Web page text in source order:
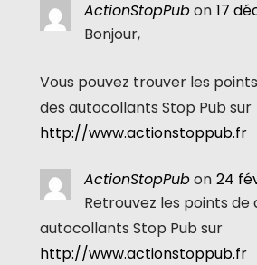
ActionStopPubon 17
Bonjour,
Vous pouvez trouver les
des autocollants Stop Pub sur
http://www.actionstoppub.fr
ActionStopPubon 24
Retrouvez les points de
autocollants Stop Pub sur
http://www.actionstoppub.fr